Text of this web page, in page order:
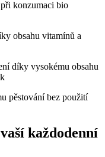
konzumaci ⁢bio
obsahu vitamínů a
díky vysokému obsahu⁣
pěstování bez použití
každodenní